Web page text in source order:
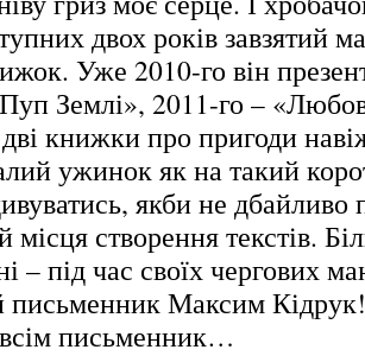
двох років завзятий
Уже 2010-го він
Землі», 2011-го – «Любов
книжки про пригоди
ужинок як на такий
якби не дбайливо
місця створення текстів.
– під час своїх чергових
письменник Максим
письменник…